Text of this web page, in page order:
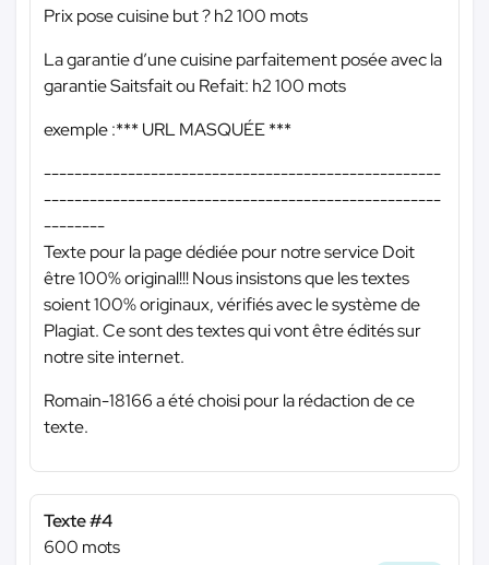
Prix pose cuisine but ? h2 100 mots
La garantie d’une cuisine parfaitement posée avec la
garantie Saitsfait ou Refait: h2 100 mots
exemple :*** URL MASQUÉE ***
----------------------------------------------------
----------------------------------------------------
--------
Texte pour la page dédiée pour notre service Doit
être 100% original!!! Nous insistons que les textes
soient 100% originaux, vérifiés avec le système de
Plagiat. Ce sont des textes qui vont être édités sur
notre site internet.
Romain-18166 a été choisi pour la rédaction de ce
texte.
Texte #4
600 mots